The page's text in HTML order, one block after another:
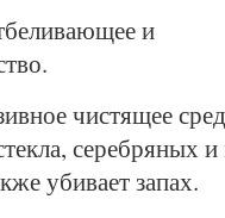
и
чистящее
серебряных
убивает запах.